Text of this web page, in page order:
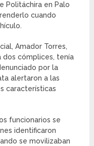
Politáchira en Palo
cuando
Amador Torres,
cómplices, tenía
por la
alertaron a las
características
funcionarios se
identificaron
se movilizaban